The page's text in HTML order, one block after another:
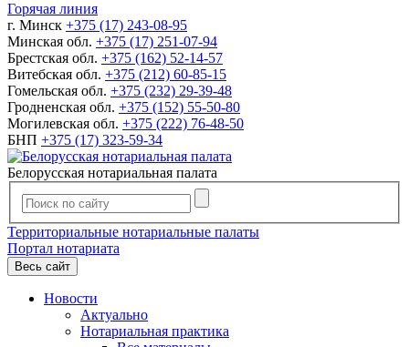
Горячая линия
г. Минск +375 (17) 243-08-95
Минская обл. +375 (17) 251-07-94
Брестская обл. +375 (162) 52-14-57
Витебская обл. +375 (212) 60-85-15
Гомельская обл. +375 (232) 29-39-48
Гродненская обл. +375 (152) 55-50-80
Могилевская обл. +375 (222) 76-48-50
БНП +375 (17) 323-59-34
Белорусская нотариальная палата
Территориальные нотариальные палаты
Портал нотариата
Весь сайт
Новости
Актуально
Нотариальная практика